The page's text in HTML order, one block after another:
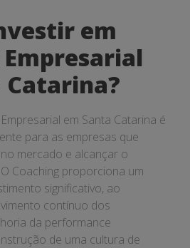
em
Catarina?
em Santa Catarina é
para as empresas que
mercado e alcançar o
Coaching proporciona um
significativo, ao
contínuo dos
da performance
de uma cultura de